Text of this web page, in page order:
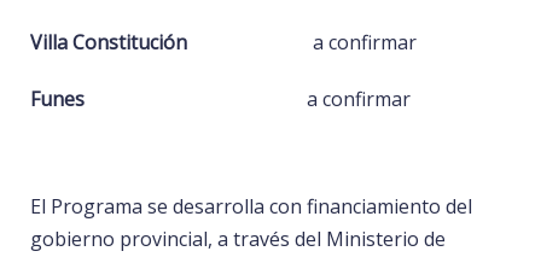
Villa Constitución a confirmar
Funes a confirmar
El Programa se desarrolla con financiamiento del
gobierno provincial, a través del Ministerio de